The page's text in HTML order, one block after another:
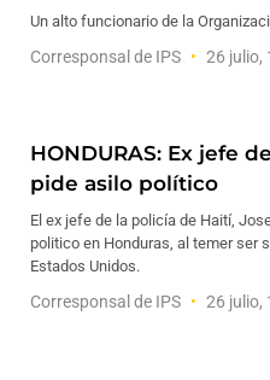
Un alto funcionario de la
Corresponsal de IPS 26 julio,
HONDURAS: Ex jefe
pide asilo político
El ex jefe de la policía de Haití,
politico en Honduras, al temer ser
Estados Unidos.
Corresponsal de IPS 26 julio,